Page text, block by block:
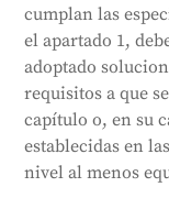
cumplan las
el apartado 1,
adoptado
requisitos a que
capítulo o, en su
establecidas en
nivel al menos